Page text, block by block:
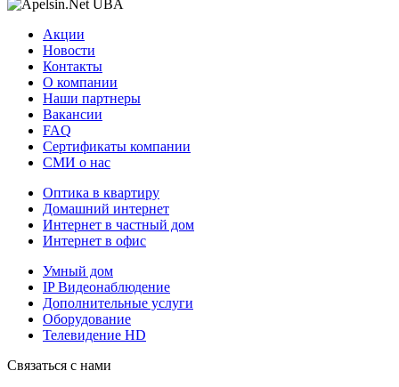
Акции
Новости
Контакты
О компании
Наши партнеры
Вакансии
FAQ
Сертификаты компании
СМИ о нас
Оптика в квартиру
Домашний интернет
Интернет в частный дом
Интернет в офис
Умный дом
IP Видеонаблюдение
Дополнительные услуги
Оборудование
Телевидение HD
Связаться с нами